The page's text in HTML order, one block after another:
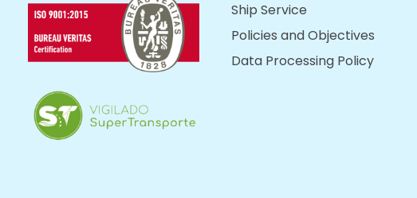
Ship Service
Policies and Objectives
Data Processing Policy